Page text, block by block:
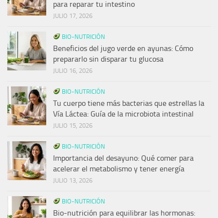
para reparar tu intestino
JULIO 17, 2026
BIO-NUTRICIÓN
Beneficios del jugo verde en ayunas: Cómo
prepararlo sin disparar tu glucosa
JULIO 16, 2026
BIO-NUTRICIÓN
Tu cuerpo tiene más bacterias que estrellas la
Vía Láctea: Guía de la microbiota intestinal
JULIO 15, 2026
BIO-NUTRICIÓN
Importancia del desayuno: Qué comer para
acelerar el metabolismo y tener energía
JULIO 13, 2026
BIO-NUTRICIÓN
Bio-nutrición para equilibrar las hormonas: